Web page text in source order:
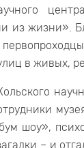
из жизни».
в живых,
шоу»,
– и